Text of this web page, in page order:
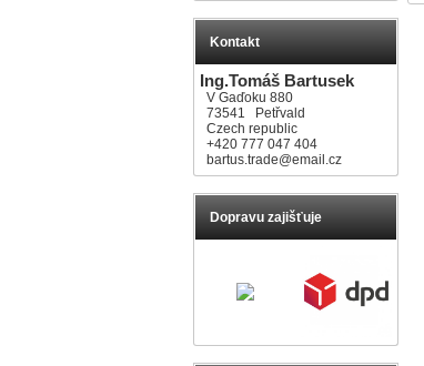
Kontakt
Ing.Tomáš Bartusek
V Gaďoku 880
73541 Petřvald
Czech republic
+420 777 047 404
bartus.trade@email.cz
Dopravu zajišťuje